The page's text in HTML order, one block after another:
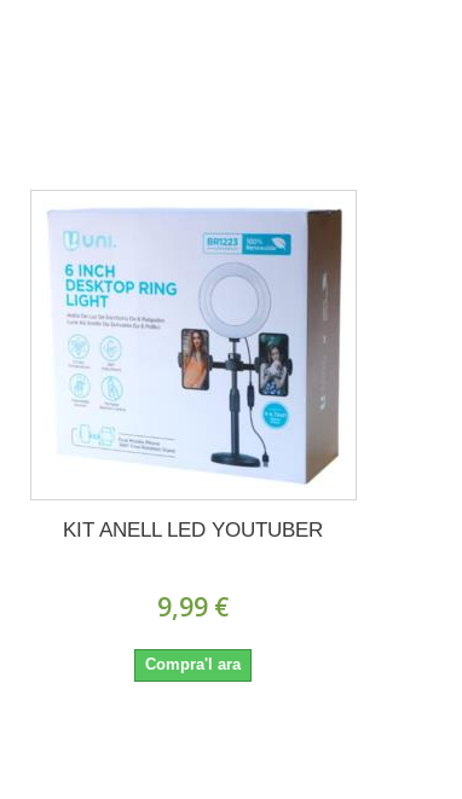
KIT ANELL LED YOUTUBER
9,99 €
Compra'l ara